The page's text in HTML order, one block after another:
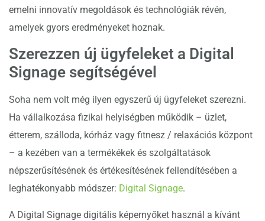
emelni innovatív megoldások és technológiák révén,
amelyek gyors eredményeket hoznak.
Szerezzen új ügyfeleket a Digital
Signage segítségével
Soha nem volt még ilyen egyszerű új ügyfeleket szerezni.
Ha vállalkozása fizikai helyiségben működik – üzlet,
étterem, szálloda, kórház vagy fitnesz / relaxációs központ
– a kezében van a termékékek és szolgáltatások
népszerűsítésének és értékesítésének fellendítésében a
leghatékonyabb módszer: Digital Signage.
A Digital Signage digitális képernyőket használ a kívánt